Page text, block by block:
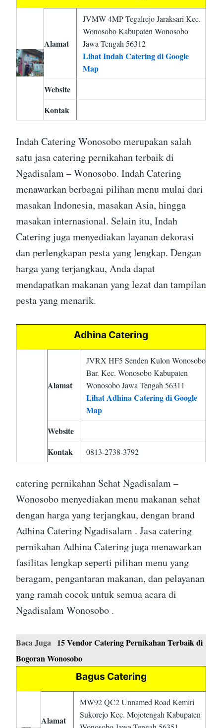
Alamat
JVMW 4MP Tegalrejo Jaraksari Kec.
Wonosobo Kabupaten Wonosobo
Jawa Tengah 56312
Lihat Indah Catering di Google
Map
Website
Kontak
Indah Catering Wonosobo merupakan salah
satu jasa catering pernikahan terbaik di
Ngadisalam – Wonosobo. Indah Catering
menawarkan berbagai pilihan menu mulai dari
masakan Indonesia, masakan Asia, hingga
masakan internasional. Selain itu, Indah
Catering juga menyediakan layanan dekorasi
dan perlengkapan pesta yang lengkap. Dengan
harga yang terjangkau, Anda dapat
mendapatkan makanan yang lezat dan tampilan
pesta yang menarik.
Adhina Catering
Alamat
JVRX HF5 Senden Kulon Wonosobo
Bar. Kec. Wonosobo Kabupaten
Wonosobo Jawa Tengah 56311
Lihat Adhina Catering di Google
Map
Website
Kontak
0813-2738-3792
catering pernikahan Sehat Ngadisalam –
Wonosobo menyediakan menu makanan sehat
dengan harga yang terjangkau, dengan brand
Adhina Catering Ngadisalam . Jasa catering
pernikahan Adhina Catering juga menawarkan
fasilitas lengkap seperti pilihan menu yang
beragam, pengantaran makanan, dan pelayanan
yang ramah cocok untuk semua acara di
Ngadisalam Wonosobo .
Baca Juga
15 Vendor Catering Pernikahan Terbaik di
Bogoran Wonosobo
Bagus Catering
Alamat
MW92 QC2 Unnamed Road Kemiri
Sukorejo Kec. Mojotengah Kabupaten